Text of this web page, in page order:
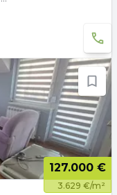
127.000 €
3.629 €/m²